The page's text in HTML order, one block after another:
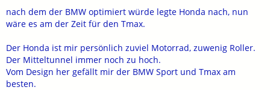
nach dem der BMW optimiert würde legte Honda nach, nun
wäre es am der Zeit für den Tmax.
Der Honda ist mir persönlich zuviel Motorrad, zuwenig Roller.
Der Mitteltunnel immer noch zu hoch.
Vom Design her gefällt mir der BMW Sport und Tmax am
besten.